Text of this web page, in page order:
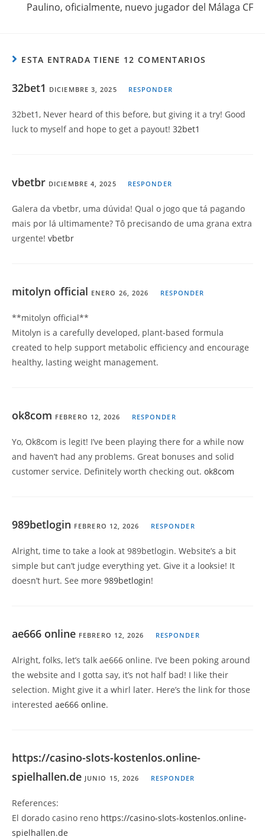
Paulino, oficialmente, nuevo jugador del Málaga CF
ESTA ENTRADA TIENE 12 COMENTARIOS
32bet1 DICIEMBRE 3, 2025 RESPONDER
32bet1, Never heard of this before, but giving it a try! Good
luck to myself and hope to get a payout! 32bet1
vbetbr DICIEMBRE 4, 2025 RESPONDER
Galera da vbetbr, uma dúvida! Qual o jogo que tá pagando
mais por lá ultimamente? Tô precisando de uma grana extra
urgente! vbetbr
mitolyn official ENERO 26, 2026 RESPONDER
**mitolyn official**
Mitolyn is a carefully developed, plant-based formula
created to help support metabolic efficiency and encourage
healthy, lasting weight management.
ok8com FEBRERO 12, 2026 RESPONDER
Yo, Ok8com is legit! I’ve been playing there for a while now
and haven’t had any problems. Great bonuses and solid
customer service. Definitely worth checking out. ok8com
989betlogin FEBRERO 12, 2026 RESPONDER
Alright, time to take a look at 989betlogin. Website’s a bit
simple but can’t judge everything yet. Give it a looksie! It
doesn’t hurt. See more 989betlogin!
ae666 online FEBRERO 12, 2026 RESPONDER
Alright, folks, let’s talk ae666 online. I’ve been poking around
the website and I gotta say, it’s not half bad! I like their
selection. Might give it a whirl later. Here’s the link for those
interested ae666 online.
https://casino-slots-kostenlos.online-
spielhallen.de JUNIO 15, 2026 RESPONDER
References:
El dorado casino reno https://casino-slots-kostenlos.online-
spielhallen.de